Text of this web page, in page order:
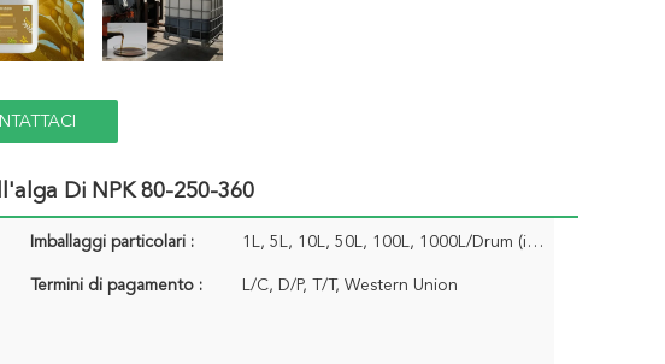
Di NPK 80-250-360
Imballaggi particolari : 1L, 5L, 10L, 50L, 100L, 1000L/Drum (imballaggio su ordinazione accettabile)
Termini di pagamento :
L/C, D/P, T/T, Western Union